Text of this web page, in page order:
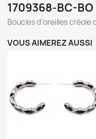
1709368-BC-BO
Boucles d'oreilles créole
VOUS AIMEREZ AUSSI